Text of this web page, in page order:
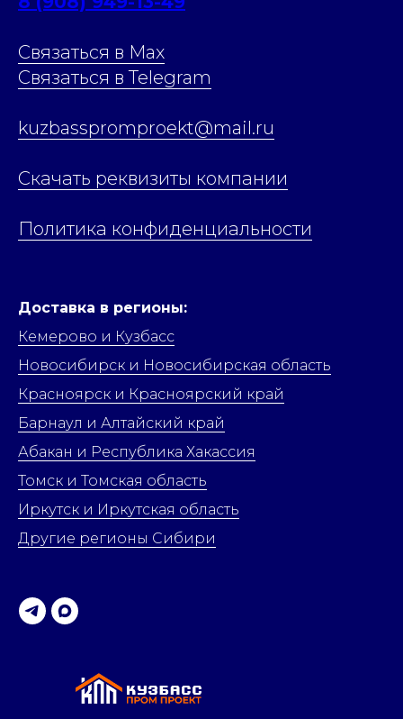
Связаться в Max
Связаться в Telegram
kuzbasspromproekt@mail.ru
Скачать реквизиты компании
Политика конфиденциальности
Доставка в регионы:
Кемерово и Кузбасс
Новосибирск и Новосибирская область
Красноярск и Красноярский край
Барнаул и Алтайский край
Абакан и Республика Хакассия
Томск и Томская область
Иркутск и Иркутская область
Другие регионы Сибири